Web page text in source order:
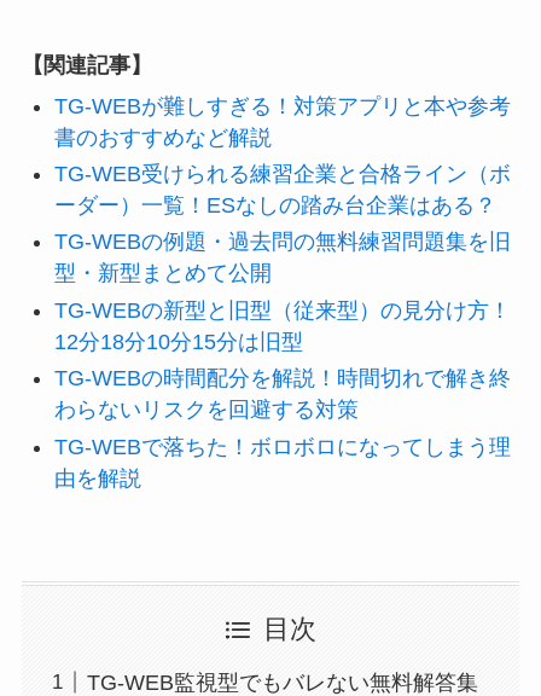
【関連記事】
TG-WEBが難しすぎる！対策アプリと本や参考
書のおすすめなど解説
TG-WEB受けられる練習企業と合格ライン（ボ
ーダー）一覧！ESなしの踏み台企業はある？
TG-WEBの例題・過去問の無料練習問題集を旧
型・新型まとめて公開
TG-WEBの新型と旧型（従来型）の見分け方！
12分18分10分15分は旧型
TG-WEBの時間配分を解説！時間切れで解き終
わらないリスクを回避する対策
TG-WEBで落ちた！ボロボロになってしまう理
由を解説
目次
TG-WEB監視型でもバレない無料解答集